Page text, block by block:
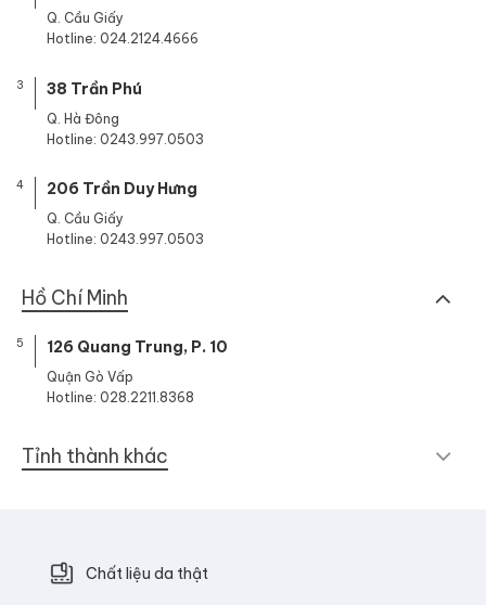
Q. Cầu Giấy
Hotline: 024.2124.4666
3 38 Trần Phú
Q. Hà Đông
Hotline: 0243.997.0503
4 206 Trần Duy Hưng
Q. Cầu Giấy
Hotline: 0243.997.0503
Hồ Chí Minh
5 126 Quang Trung, P. 10
Quận Gò Vấp
Hotline: 028.2211.8368
Tỉnh thành khác
Chất liệu da thật